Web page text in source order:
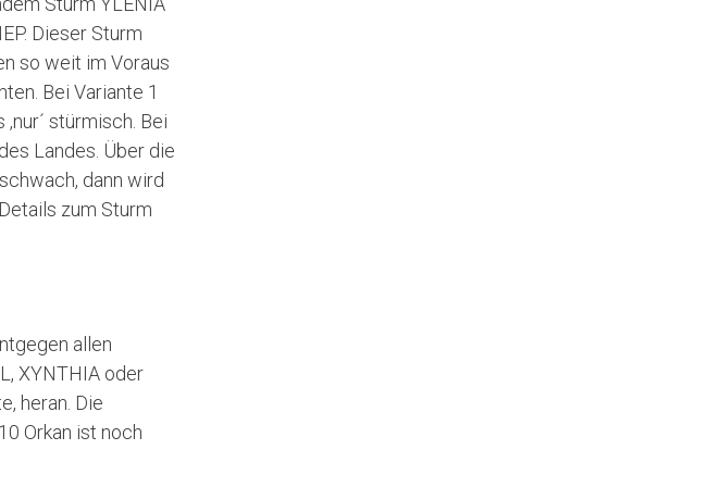
Dieser Sturm
so weit im Voraus
Bei Variante 1
stürmisch. Bei
Landes. Über die
dann wird
zum Sturm
allen
XYNTHIA oder
heran. Die
Orkan ist noch